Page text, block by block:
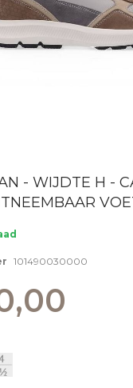
- WIJDTE H -
101490030000